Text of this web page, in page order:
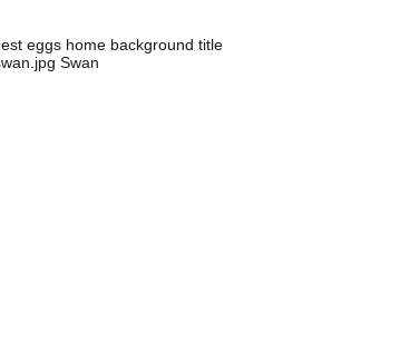
eggs home background title
Swan